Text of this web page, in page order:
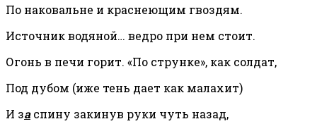
По наковальне и краснеющим гвоздям.
Источник водяной… ведро при нем стоит.
Огонь в печи горит. «По струнке», как солдат,
Под дубом (иже тень дает как малахит)
И заспину закинув руки чуть назад,